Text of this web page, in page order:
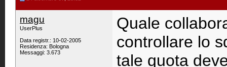
magu
UserPlus
Data registr.: 10-02-2005
Residenza: Bologna
Messaggi: 3.673
Quale
controllare lo
tale quota